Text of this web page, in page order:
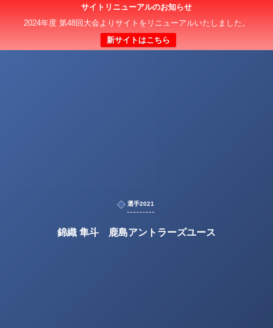
サイトリニューアルのお知らせ
2024年度 第48回大会よりサイトをリニューアルいたしました。
新サイトはこちら
選手2021
錦織 隼斗 鹿島アントラーズユース